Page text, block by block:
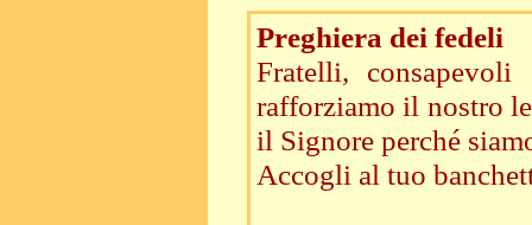
Preghiera dei fedeli
Fratelli,
rafforziamo il nostro
il Signore perché
Accogli al tuo